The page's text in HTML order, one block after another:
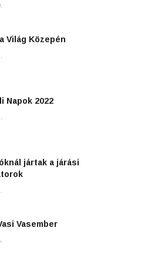
Világ Közepén
Napok 2022
jártak a járási
Vasember